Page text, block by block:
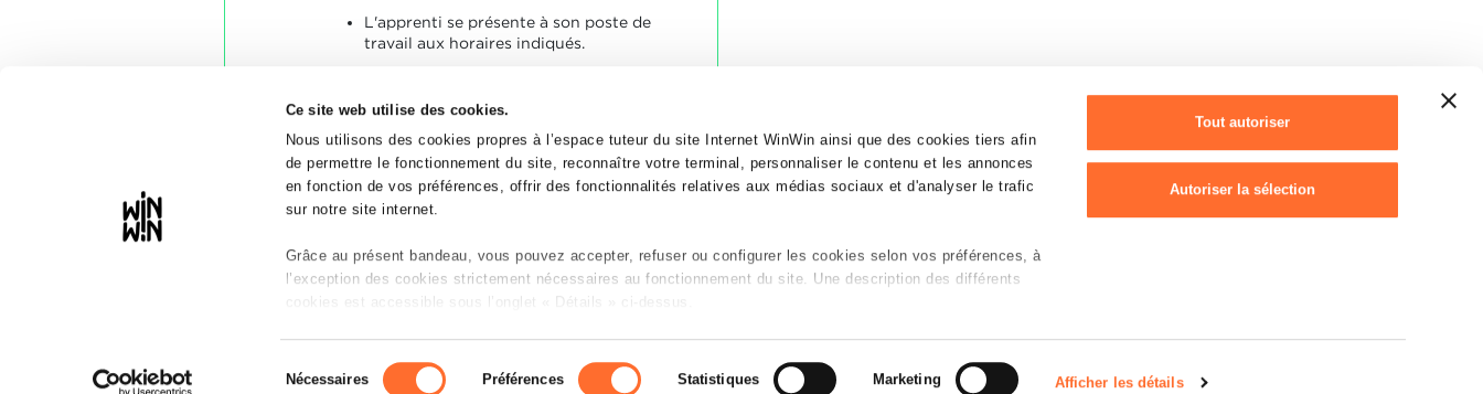
Ce site web utilise des cookies.
Nous utilisons des cookies propres à l’espace tuteur du site Internet WinWin ainsi que des cookies tiers afin
de permettre le fonctionnement du site, reconnaître votre terminal, personnaliser le contenu et les annonces
en fonction de vos préférences, offrir des fonctionnalités relatives aux médias sociaux et d'analyser le trafic
sur notre site internet.
Grâce au présent bandeau, vous pouvez accepter, refuser ou configurer les cookies selon vos préférences, à
l’exception des cookies strictement nécessaires au fonctionnement du site. Une description des différents
réseaux sociaux, sauvegarde des préférences de lecture vidéo, personnalisation de l’affichage du site)
Nécessaires Préférences Statistiques Marketing Afficher les détails
Tout autoriser
Autoriser la sélection
L'apprenti se présente à son poste de
travail aux horaires indiqués.
L'apprenti était toujours à l'heure.
Le cas échéant, l'apprenti a justifié ses
retards d'une manière cohérente.
Protection des données personnelles